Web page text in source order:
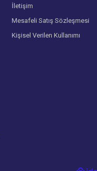
İletişim
Mesafeli Satış Sözleşmesi
Kişisel Verilen Kullanımı